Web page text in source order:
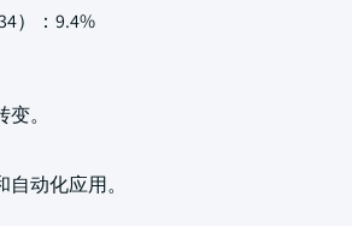
）：9.4%
。
动化应用。